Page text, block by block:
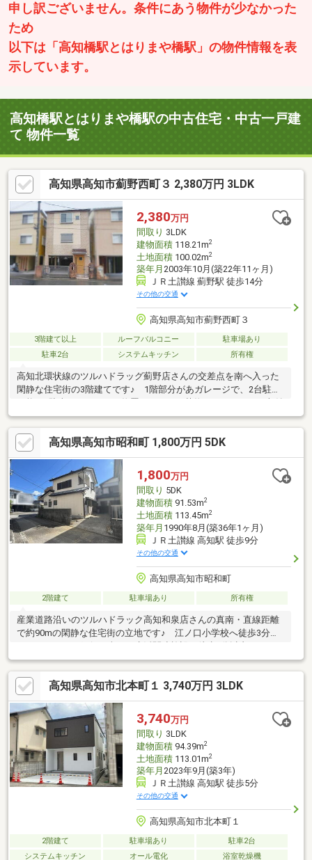
申し訳ございません。条件にあう物件が少なかった
ため
以下は「高知橋駅とはりまや橋駅」の物件情報を表
示しています。
高知橋駅とはりまや橋駅の中古住宅・中古一戸建
て 物件一覧
高知県高知市薊野西町３ 2,380万円 3LDK
2,380万円
間取り 3LDK
建物面積118.21m2
土地面積100.02m2
築年月 2003年10月(築22年11ヶ月)
ＪＲ土讃線 薊野駅 徒歩14分
その他の交通
高知県高知市薊野西町３
3階建て以上 ルーフバルコニー
駐車場あり
駐車2台
システムキッチン 所有権
高知北環状線のツルハドラッグ薊野店さんの交差点を南へ入った
閑静な住宅街の3階建てです♪ 1階部分があガレージで、2台駐車
可能です♪ 2階の22帖LDKは、6帖洋室＋16帖LDKとして分割して
利用できる間取りになっています♪ 2・3階には南向きバルコニ
ーがあり、ルーフバルコニーになっていますので、雨天時にお洗
濯物を干すことが可能です♪
高知県高知市昭和町 1,800万円 5DK
1,800万円
間取り 5DK
建物面積91.53m2
土地面積113.45m2
築年月 1990年8月(築36年1ヶ月)
ＪＲ土讃線 高知駅 徒歩9分
その他の交通
高知県高知市昭和町
2階建て 駐車場あり 所有権
産業道路沿いのツルハドラック高知和泉店さんの真南・直線距離
で約90mの閑静な住宅街の立地です♪ 江ノ口小学校へ徒歩3分な
ど、スーパーや銀行を含めた生活関連施設へ徒歩7分以内でアクセ
ス可能♪ 1階には大人数が集うことも可能な6帖和室×2室の続き
間があります♪ 小型車1台駐車可能♪ 生活に便利な立地を活か
し、内外装リフォームのご相談も可能です♪
高知県高知市北本町１ 3,740万円 3LDK
3,740万円
間取り 3LDK
建物面積94.39m2
土地面積113.01m2
築年月 2023年9月(築3年)
ＪＲ土讃線 高知駅 徒歩5分
その他の交通
高知県高知市北本町１
2階建て 駐車場あり
駐車2台
システムキッチン
オール電化 浴室乾燥機